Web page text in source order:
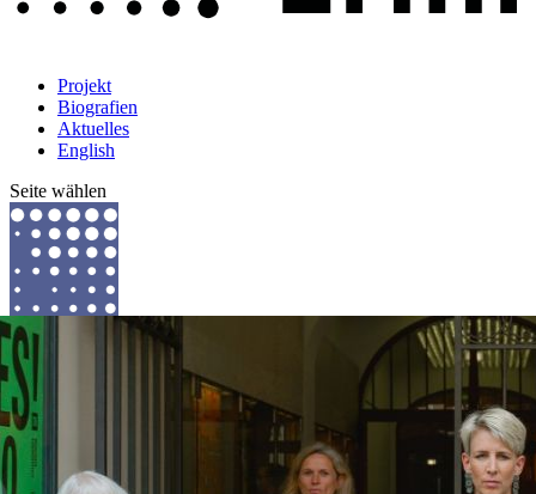
Projekt
Biografien
Aktuelles
English
Seite wählen